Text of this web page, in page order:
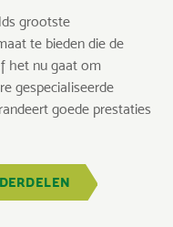
grootste
te bieden die de
het nu gaat om
gespecialiseerde
goede prestaties